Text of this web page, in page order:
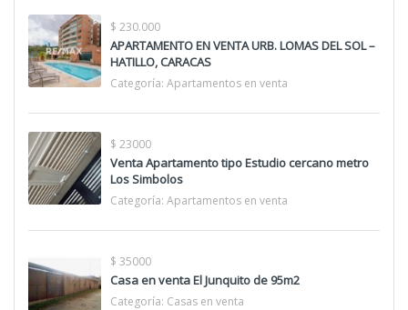
$ 230.000
APARTAMENTO EN VENTA URB. LOMAS DEL SOL –
HATILLO, CARACAS
Categoría: Apartamentos en venta
$ 23000
Venta Apartamento tipo Estudio cercano metro
Los Simbolos
Categoría: Apartamentos en venta
$ 35000
Casa en venta El Junquito de 95m2
Categoría: Casas en venta